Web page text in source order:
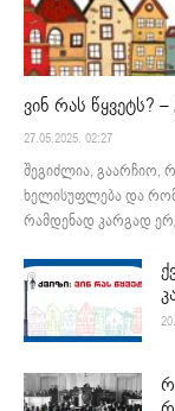
ვინ რას წყვეტს?
27.05.2025. 02:27
შეგიძლია, გაარჩიო,
ხელისუფლება და
რამდენად კარგად